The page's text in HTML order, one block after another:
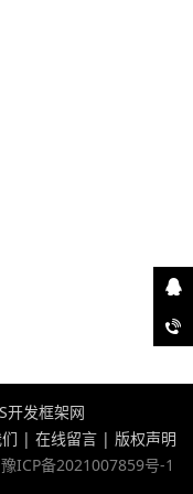
开发框架网
| 在线留言 | 版权声明
豫ICP备2021007859号-1